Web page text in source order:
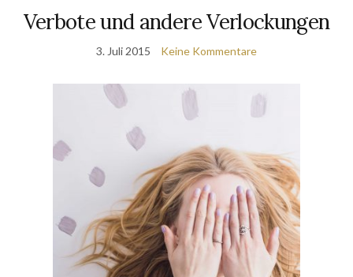
Verbote und andere Verlockungen
3. Juli 2015 Keine Kommentare